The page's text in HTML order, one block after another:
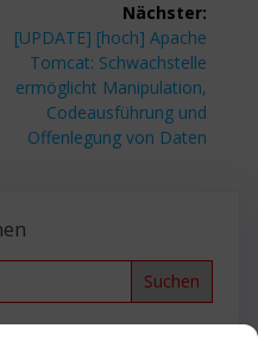
Nächster:
Nächster
Beitrag:
[UPDATE] [hoch] Apache
Tomcat: Schwachstelle
ermöglicht Manipulation,
Codeausführung und
Offenlegung von Daten